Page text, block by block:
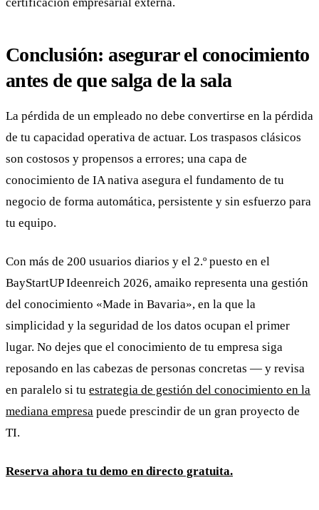
Conclusión: asegurar el conocimiento
antes de que salga de la sala
La pérdida de un empleado no debe convertirse en la pérdida
de tu capacidad operativa de actuar. Los traspasos clásicos
son costosos y propensos a errores; una capa de
conocimiento de IA nativa asegura el fundamento de tu
negocio de forma automática, persistente y sin esfuerzo para
tu equipo.
Con más de 200 usuarios diarios y el 2.º puesto en el
BayStartUP Ideenreich 2026, amaiko representa una gestión
del conocimiento «Made in Bavaria», en la que la
simplicidad y la seguridad de los datos ocupan el primer
lugar. No dejes que el conocimiento de tu empresa siga
reposando en las cabezas de personas concretas — y revisa
en paralelo si tu estrategia de gestión del conocimiento en la
mediana empresa puede prescindir de un gran proyecto de
TI.
Reserva ahora tu demo en directo gratuita.